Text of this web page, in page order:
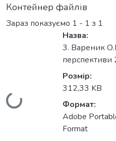
Контейнер файлів
Зараз показуємо 1 - 1 з 1
Вантажиться...
Назва:
3. Вареник
перспективи
Розмір:
312,33 KB
Формат:
Adobe
Format